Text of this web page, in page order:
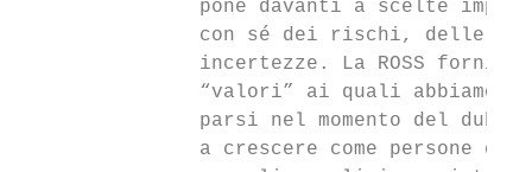
pone davanti a scelte
con sé dei rischi, delle
incertezze. La ROSS
“valori” ai quali abbiamo
parsi nel momento del
a crescere come persone